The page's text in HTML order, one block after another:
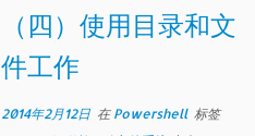
（四）使用目录和文
件工作
2014年2月12日在 Powershell 标签